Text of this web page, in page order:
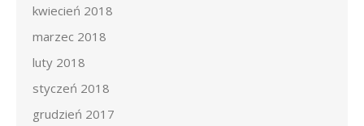
kwiecień 2018
marzec 2018
luty 2018
styczeń 2018
grudzień 2017